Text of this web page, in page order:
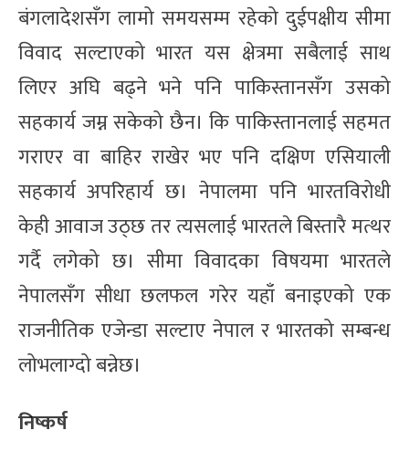
बंगलादेशसँग लामो समयसम्म रहेको दुईपक्षीय सीमा
विवाद सल्टाएको भारत यस क्षेत्रमा सबैलाई साथ
लिएर अघि बढ्ने भने पनि पाकिस्तानसँग उसको
सहकार्य जम्न सकेको छैन। कि पाकिस्तानलाई सहमत
गराएर वा बाहिर राखेर भए पनि दक्षिण एसियाली
सहकार्य अपरिहार्य छ। नेपालमा पनि भारतविरोधी
केही आवाज उठ्छ तर त्यसलाई भारतले बिस्तारै मत्थर
गर्दै लगेको छ। सीमा विवादका विषयमा भारतले
नेपालसँग सीधा छलफल गरेर यहाँ बनाइएको एक
राजनीतिक एजेन्डा सल्टाए नेपाल र भारतको सम्बन्ध
लोभलाग्दो बन्नेछ।
निष्कर्ष